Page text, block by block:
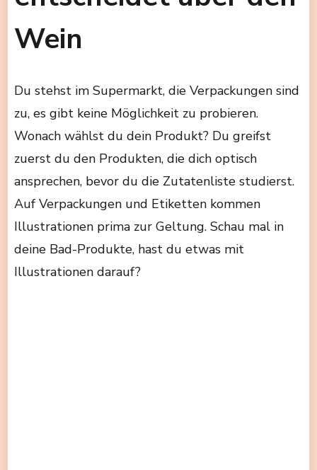
Wein
Du stehst im Supermarkt, die Verpackungen sind
zu, es gibt keine Möglichkeit zu probieren.
Wonach wählst du dein Produkt? Du greifst
zuerst du den Produkten, die dich optisch
ansprechen, bevor du die Zutatenliste studierst.
Auf Verpackungen und Etiketten kommen
Illustrationen prima zur Geltung. Schau mal in
deine Bad-Produkte, hast du etwas mit
Illustrationen darauf?